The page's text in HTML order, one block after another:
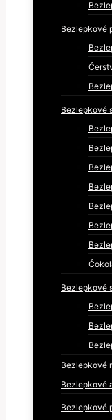
Bezlepkové
Bezlepkové
Bezlepkové
Bezlepkové
Bezlepkové
Bezlepkové